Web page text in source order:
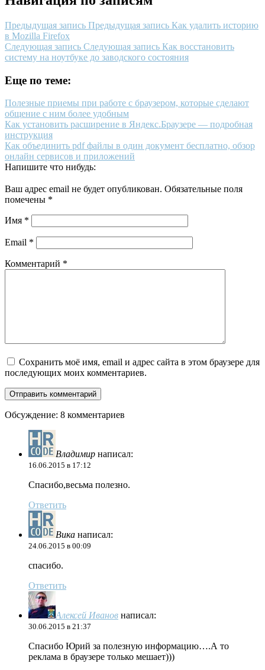
Предыдущая запись Предыдущая запись Как удалить историю
в Mozilla Firefox
Следующая запись Следующая запись Как восстановить
систему на ноутбуке до заводского состояния
Еще по теме:
Полезные приемы при работе с браузером, которые сделают
общение с ним более удобным
Как установить расширение в Яндекс.Браузере — подробная
инструкция
Как объединить pdf файлы в один документ бесплатно, обзор
онлайн сервисов и приложений
Напишите что нибудь:
Ваш адрес email не будет опубликован. Обязательные поля
помечены *
Имя *
Email *
Комментарий *
Сохранить моё имя, email и адрес сайта в этом браузере для
последующих моих комментариев.
Обсуждение: 8 комментариев
Владимир написал:
16.06.2015 в 17:12
Спасибо,весьма полезно.
Ответить
Вика написал:
24.06.2015 в 00:09
спасибо.
Ответить
Алексей Иванов написал:
30.06.2015 в 21:37
Спасибо Юрий за полезную информацию….А то
реклама в браузере только мешает)))